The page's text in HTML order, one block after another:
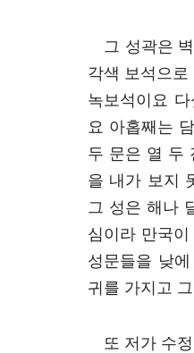
그 성곽은
각색 보석으
녹보석이요
요 아홉째는
두 문은 열 두
을 내가 보지
그 성은 해나
심이라 만국
성문들을 낮
귀를 가지고
또 저가 수